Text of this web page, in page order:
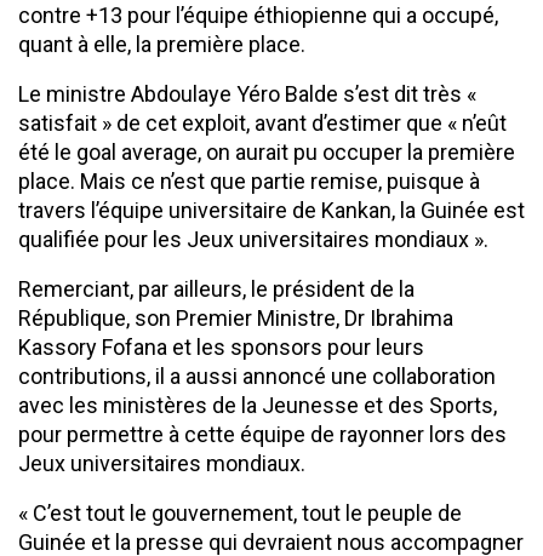
contre +13 pour l’équipe éthiopienne qui a occupé,
quant à elle, la première place.
Le ministre Abdoulaye Yéro Balde s’est dit très «
satisfait » de cet exploit, avant d’estimer que « n’eût
été le goal average, on aurait pu occuper la première
place. Mais ce n’est que partie remise, puisque à
travers l’équipe universitaire de Kankan, la Guinée est
qualifiée pour les Jeux universitaires mondiaux ».
Remerciant, par ailleurs, le président de la
République, son Premier Ministre, Dr Ibrahima
Kassory Fofana et les sponsors pour leurs
contributions, il a aussi annoncé une collaboration
avec les ministères de la Jeunesse et des Sports,
pour permettre à cette équipe de rayonner lors des
Jeux universitaires mondiaux.
« C’est tout le gouvernement, tout le peuple de
Guinée et la presse qui devraient nous accompagner